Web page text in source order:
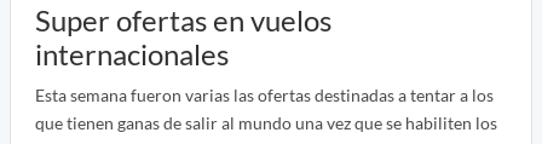
Super ofertas en vuelos
internacionales
Esta semana fueron varias las ofertas destinadas a tentar a los
que tienen ganas de salir al mundo una vez que se habiliten los